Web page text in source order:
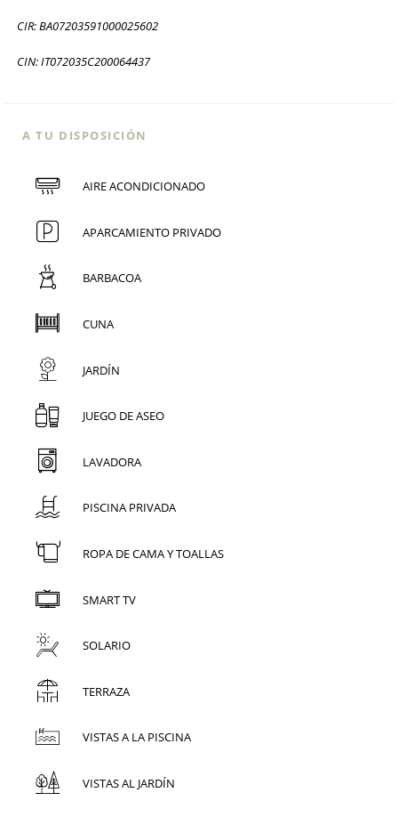
CIR: BA07203591000025602
CIN: IT072035C200064437
A TU DISPOSICIÓN
AIRE ACONDICIONADO
APARCAMIENTO PRIVADO
BARBACOA
CUNA
JARDÍN
JUEGO DE ASEO
LAVADORA
PISCINA PRIVADA
ROPA DE CAMA Y TOALLAS
SMART TV
SOLARIO
TERRAZA
VISTAS A LA PISCINA
VISTAS AL JARDÍN